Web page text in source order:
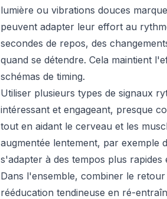
lumière ou vibrations douces
peuvent adapter leur effort au
secondes de repos, des
quand se détendre. Cela maintient
schémas de timing.
Utiliser plusieurs types de signaux
intéressant et engageant, presque
tout en aidant le cerveau et les
augmentée lentement, par exemple
s'adapter à des tempos plus
Dans l'ensemble, combiner le
rééducation tendineuse en ré-